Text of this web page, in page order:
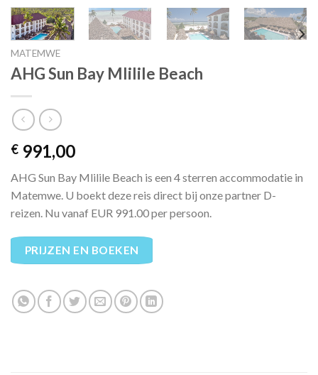
MATEMWE
AHG Sun Bay Mlilile Beach
€ 991,00
AHG Sun Bay Mlilile Beach is een 4 sterren accommodatie in
Matemwe. U boekt deze reis direct bij onze partner D-
reizen. Nu vanaf EUR 991.00 per persoon.
PRIJZEN EN BOEKEN